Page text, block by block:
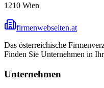
1210 Wien
firmenwebseiten.at
Das österreichische
Finden Sie Unternehmen in
Unternehmen